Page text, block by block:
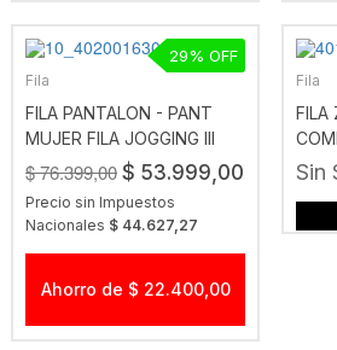
Fila
FILA PANTALON - PANT
MUJER FILA JOGGING III
$ 76.399,00 $ 53.999,00
Precio sin Impuestos
Nacionales $ 44.627,27
29
Ahorro de $ 22.400,00
Fila
FILA
Sin